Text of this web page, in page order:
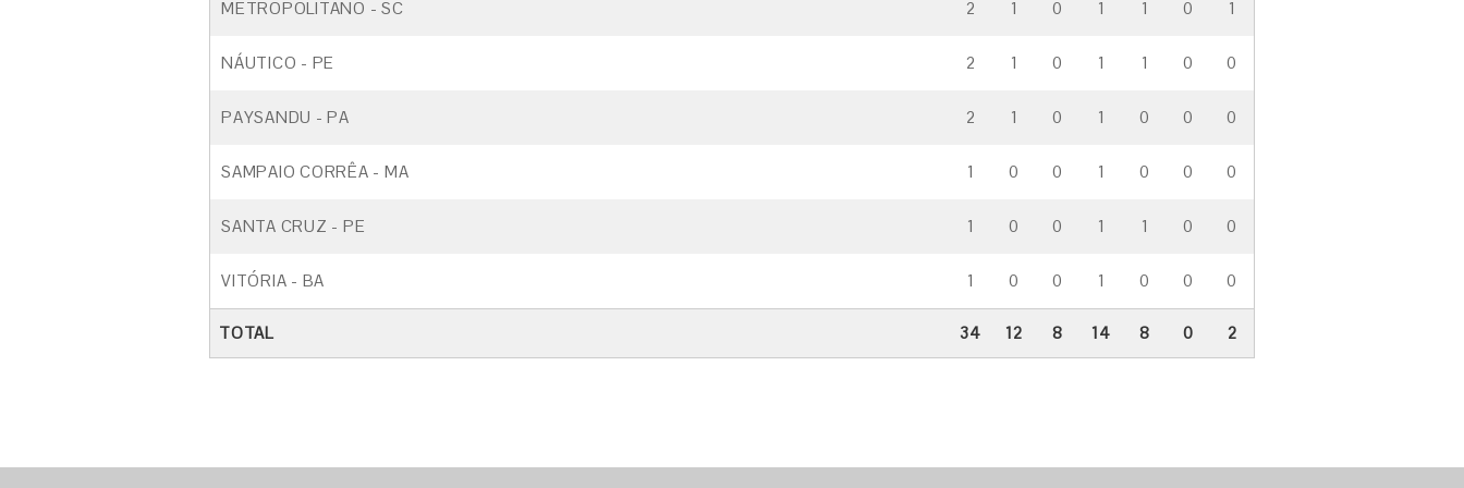
METROPOLITANO - SC 2 1 0 1 1 0 1
NÁUTICO - PE 2 1 0 1 1 0 0
PAYSANDU - PA 2 1 0 1 0 0 0
SAMPAIO CORRÊA - MA 1 0 0 1 0 0 0
SANTA CRUZ - PE 1 0 0 1 1 0 0
VITÓRIA - BA 1 0 0 1 0 0 0
TOTAL 34 12 8 14 8 0 2